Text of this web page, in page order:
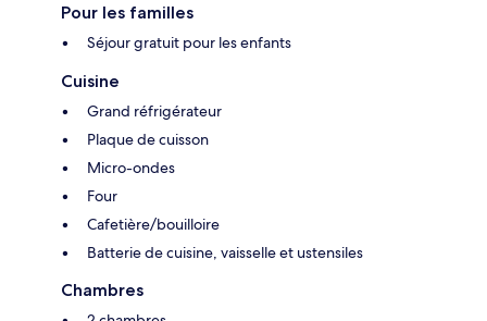
Pour les familles
Séjour gratuit pour les enfants
Cuisine
Grand réfrigérateur
Plaque de cuisson
Micro-ondes
Four
Cafetière/bouilloire
Batterie de cuisine, vaisselle et ustensiles
Chambres